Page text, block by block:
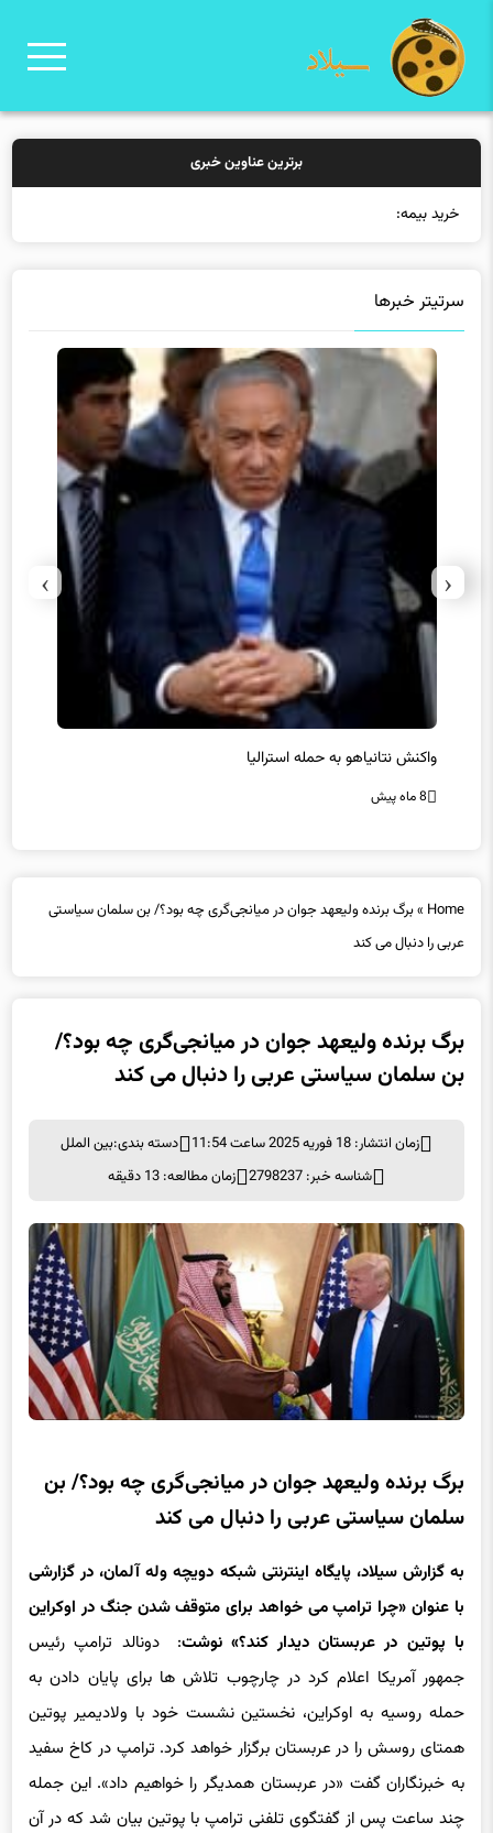
برترین عناوین خبری
خرید بیمه: سنتی یا آنلای
سرتیتر خبرها
واکنش نتانیاهو به حمله استرالیا
8 ماه پیش
‹
›
Home
»برگ برنده ولیعهد جوان در میانجی‌گری چه بود؟/ بن سلمان سیاستی
عربی را دنبال می ‌کند
برگ برنده ولیعهد جوان در میانجی‌گری چه بود؟/
بن سلمان سیاستی عربی را دنبال می ‌کند
زمان انتشار: 18 فوریه 2025 ساعت 11:54 دسته بندی:بین الملل
شناسه خبر: 2798237
زمان مطالعه: 13 دقیقه
برگ برنده ولیعهد جوان در میانجی‌گری چه بود؟/ بن
سلمان سیاستی عربی را دنبال می ‌کند
به گزارش سیلاد، پایگاه اینترنتی شبکه دویچه وله آلمان، در گزارشی
با عنوان «چرا ترامپ می خواهد برای متوقف شدن جنگ در اوکراین
با پوتین در عربستان دیدار کند؟» نوشت: دونالد ترامپ رئیس
جمهور آمریکا اعلام کرد در چارچوب تلاش ها برای پایان دادن به
حمله روسیه به اوکراین، نخستین نشست خود با ولادیمیر پوتین
همتای روسش را در عربستان برگزار خواهد کرد. ترامپ در کاخ سفید
به خبرنگاران گفت «در عربستان همدیگر را خواهیم داد». این جمله
چند ساعت پس از گفتگوی تلفنی ترامپ با پوتین بیان شد که در آن